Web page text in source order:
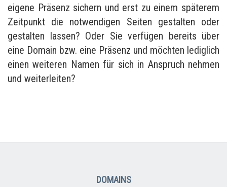
eigene Präsenz sichern und erst zu einem späterem
Zeitpunkt die notwendigen Seiten gestalten oder
gestalten lassen? Oder Sie verfügen bereits über
eine Domain bzw. eine Präsenz und möchten lediglich
einen weiteren Namen für sich in Anspruch nehmen
und weiterleiten?
DOMAINS